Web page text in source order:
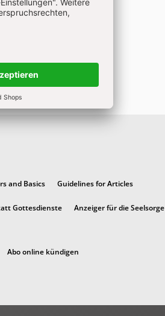
and Basics Guidelines for Articles
Gottesdienste Anzeiger für die Seelsorge
Abo online kündigen